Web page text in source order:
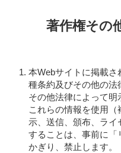
著作権その
本Webサイトに掲載
種条約及びその他の法
その他法律によって明
これらの情報を使用
示、送信、頒布、ラ
することは、事前に「
かぎり、禁止します。